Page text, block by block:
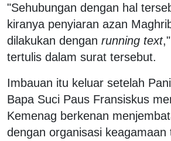
"Sehubungan dengan hal
kiranya penyiaran azan
dilakukan dengan running text
tertulis dalam surat tersebut.
Imbauan itu keluar setelah
Bapa Suci Paus Fransiskus
Kemenag berkenan
dengan organisasi keagamaan